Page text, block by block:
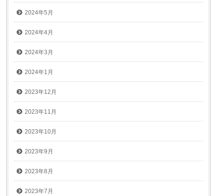
2024年5月
2024年4月
2024年3月
2024年1月
2023年12月
2023年11月
2023年10月
2023年9月
2023年8月
2023年7月